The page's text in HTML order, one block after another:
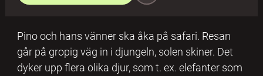
Pino och hans vänner ska åka på safari. Resan
går på gropig väg in i djungeln, solen skiner. Det
dyker upp flera olika djur, som t. ex. elefanter som